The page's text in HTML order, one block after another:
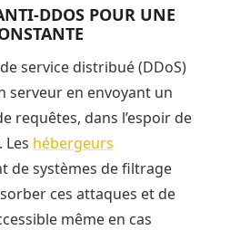
DDOS POUR UNE
service distribué (DDoS)
serveur en envoyant un
requêtes, dans l’espoir de
hébergeurs
de systèmes de filtrage
ces attaques et de
même en cas